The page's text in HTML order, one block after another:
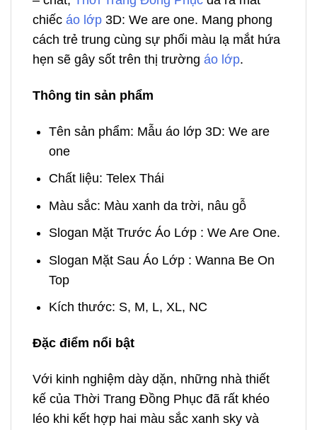
chiếc áo lớp 3D: We are one. Mang phong
cách trẻ trung cùng sự phối màu lạ mắt hứa
hẹn sẽ gây sốt trên thị trường áo lớp.
Thông tin sản phẩm
Tên sản phẩm: Mẫu áo lớp 3D: We are
one
Chất liệu: Telex Thái
Màu sắc: Màu xanh da trời, nâu gỗ
Slogan Mặt Trước Áo Lớp : We Are One.
Slogan Mặt Sau Áo Lớp : Wanna Be On
Top
Kích thước: S, M, L, XL, NC
Đặc điểm nổi bật
Với kinh nghiệm dày dặn, những nhà thiết
kế của Thời Trang Đồng Phục đã rất khéo
léo khi kết hợp hai màu sắc xanh sky và